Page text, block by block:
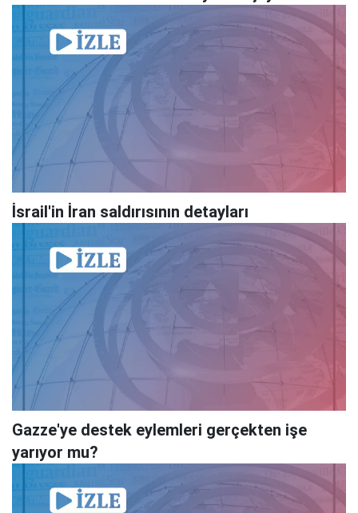
İsrail'in İran saldırısının detayları
Gazze'ye destek eylemleri gerçekten işe
yarıyor mu?